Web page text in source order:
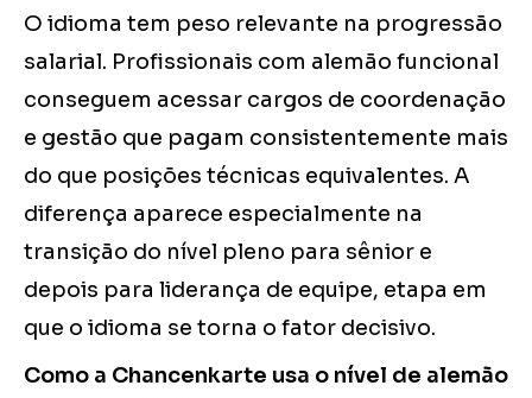
O idioma tem peso relevante na progressão
salarial. Profissionais com alemão funcional
conseguem acessar cargos de coordenação
e gestão que pagam consistentemente mais
do que posições técnicas equivalentes. A
diferença aparece especialmente na
transição do nível pleno para sênior e
depois para liderança de equipe, etapa em
que o idioma se torna o fator decisivo.
Como a Chancenkarte usa o nível de alemão